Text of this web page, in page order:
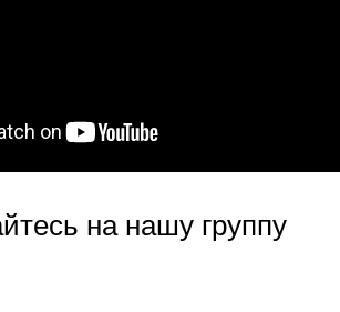
на нашу группу